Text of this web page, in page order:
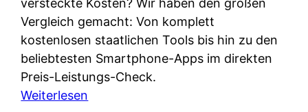
t
e
i
e
m
M
I
R
:
W
versteckte Kosten? Wir haben den großen
Vergleich gemacht: Von komplett
kostenlosen staatlichen Tools bis hin zu den
beliebtesten Smartphone-Apps im direkten
Preis-Leistungs-Check.
Weiterlesen